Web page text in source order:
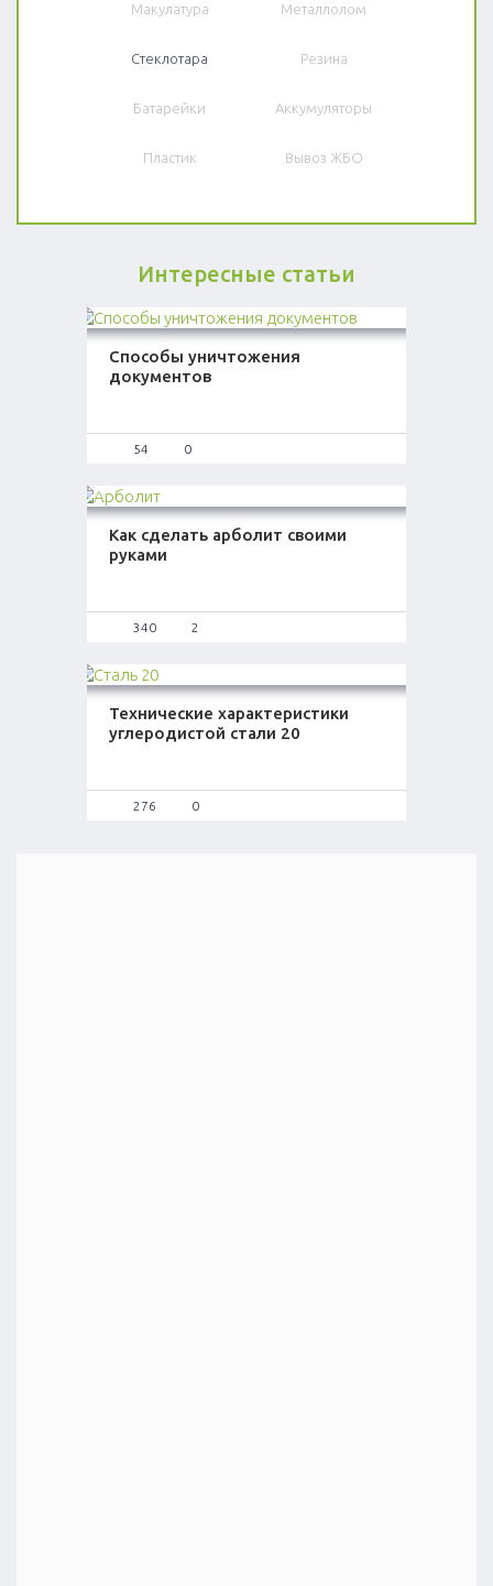
Макулатура Металлолом
Стеклотара Резина
Батарейки Аккумуляторы
Пластик Вывоз ЖБО
Интересные статьи
Способы уничтожения
документов
54 0
Как сделать арболит своими
руками
340 2
Технические характеристики
углеродистой стали 20
276 0